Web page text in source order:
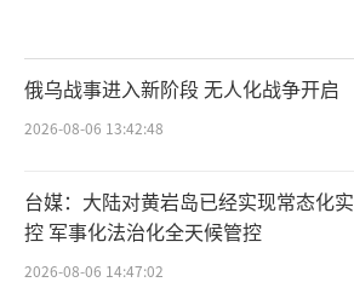
俄乌战事进入新阶段 无人化战争开启
2026-08-06 13:42:48
台媒：大陆对黄岩岛已经实现常态化实
控 军事化法治化全天候管控
2026-08-06 14:47:02